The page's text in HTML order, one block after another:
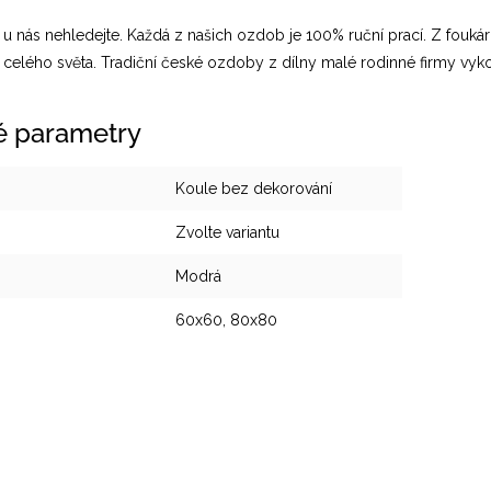
nás nehledejte. Každá z našich ozdob je 100% ruční prací. Z
světa. Tradiční české ozdoby z dílny malé rodinné firmy
parametry
Koule bez dekorování
Zvolte variantu
Modrá
60x60, 80x80